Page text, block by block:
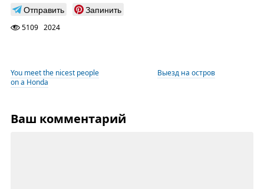
Отправить
Запинить
5109 2024
You meet the nicest people
on a Honda
Выезд на остров
Ваш комментарий